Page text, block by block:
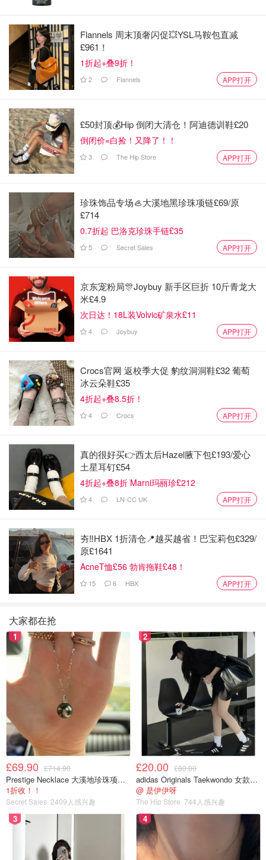
图片来自于@sky news ，版权属于原作者
与此同时，一段在社交媒体上传播的视频，让这件事的讨论
迅速升温。
视频中有不明组织声称使用无人机携带“危险物质”，目标指
向附近的以色列大使馆。但到目前为止，这一说法并没有被
遭受袭击，所有工作人员安全，正在与英国警方保持沟通。
警方目前的重点，是核实这段视频的真实性，以及它是否与
公园内发现的可疑物品存在任何关联。换句话说，现在的情
况更接近于“信息尚不明确，但必须先排除风险”，而不是已
图片来自于@sky news，版权属于原作者
从现场来看，封锁仍在持续。肯辛顿花园当天对公众关闭，
只允许警方车辆进入，周边部分道路虽然没有完全封死，但
拍摄，整个区域的氛围明显比平时紧张许多。
不过，在各种猜测不断扩散的同时，有一个信息是明确的：
警方表示，目前没有证据显示公众面临直接安全威胁。
已经发生危险的应对。伦敦的应急体系一向偏谨慎，一旦涉
及不明物品、敏感地点或潜在关联事件，往往会优先把风险
控制在最小范围内。
如果把这件事放在更大的背景下来看，也不难理解警方为什
么会如此重视。过去几周，伦敦确实发生过几起与特定社区
相关的破坏或纵火事件，警方也已经加强了对宗教场所和外
交机构的保护。在国际局势相对紧张的情况下，本地的安全
系统会更加敏感，这是一个长期存在的趋势。
Flannels 周末顶奢闪促💥YSL马鞍包直减
£961！
1折起+叠9折！
2 Flannels APP打开
£50封顶💰Hip 倒闭大清仓！阿迪德训鞋£20
倒闭价=白捡！又降了！！
3 The Hip Store APP打开
珍珠饰品专场🦪大溪地黑珍珠项链£69/原
£714
0.7折起 巴洛克珍珠手链£35
5 Secret Sales APP打开
京东宠粉局🎊Joybuy 新手区巨折 10斤青龙大
米£4.9
次日达！18L装Volvic矿泉水£11
4 Joybuy APP打开
Crocs官网 返校季大促 豹纹洞洞鞋£32 葡萄
冰云朵鞋£35
4折起+叠8.5折！
4 Crocs APP打开
真的很好买👉西太后Hazel腋下包£193/爱心
土星耳钉£54
4折起+叠8折 Marni玛丽珍£212
4 LN-CC UK APP打开
夯‼️HBX 1折清仓📍越买越省！巴宝莉包£329/
原£1641
AcneT恤£56 勃肯拖鞋£48！
15 6 HBX APP打开
大家都在抢
1
£69.90 £714.90
Prestige Necklace 大溪地珍珠项链 10-11mm
1折收！！
Secret Sales 2409人感兴趣
2
£20.00 £80.00
adidas Originals Taekwondo 女款黑色运动鞋
@ 是伊伊呀
The Hip Store 744人感兴趣
3 4